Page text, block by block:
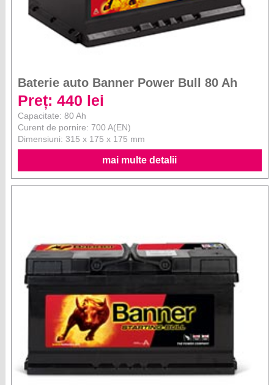
Baterie auto Banner Power Bull 80 Ah
Preț: 440 lei
Capacitate: 80 Ah
Curent de pornire: 700 A(EN)
Dimensiuni: 315 x 175 x 175 mm
mai multe detalii